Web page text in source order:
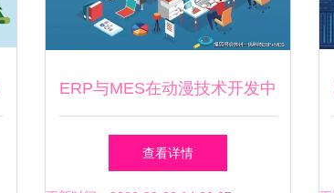
ERP与MES在动漫技术开发中
的应用 引导“知道为什
查看详情